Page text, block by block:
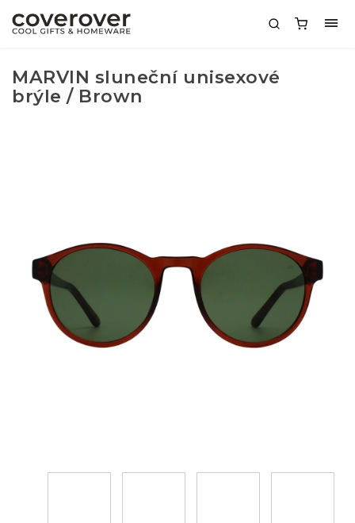
MARVIN sluneční unisexové
brýle / Brown